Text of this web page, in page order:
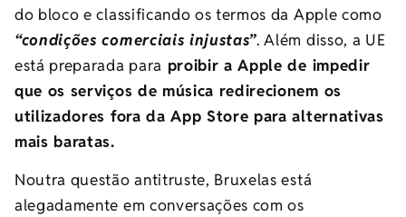
do bloco e classificando os termos da Apple como
“condições comerciais injustas”. Além disso, a UE
está preparada para proibir a Apple de impedir
que os serviços de música redirecionem os
utilizadores fora da App Store para alternativas
mais baratas.
Noutra questão antitruste, Bruxelas está
alegadamente em conversações com os